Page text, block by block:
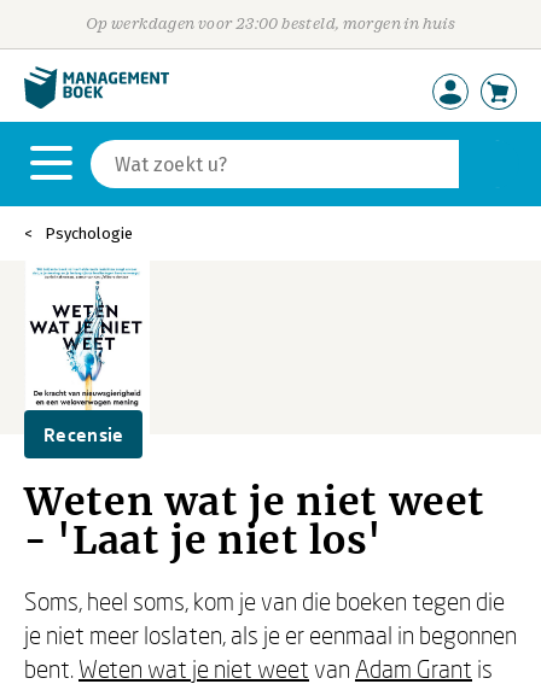
Op werkdagen voor 23:00 besteld, morgen in huis
Psychologie
Recensie
Weten wat je niet weet
- 'Laat je niet los'
Soms, heel soms, kom je van die boeken tegen die
je niet meer loslaten, als je er eenmaal in begonnen
bent. Weten wat je niet weet van Adam Grant is